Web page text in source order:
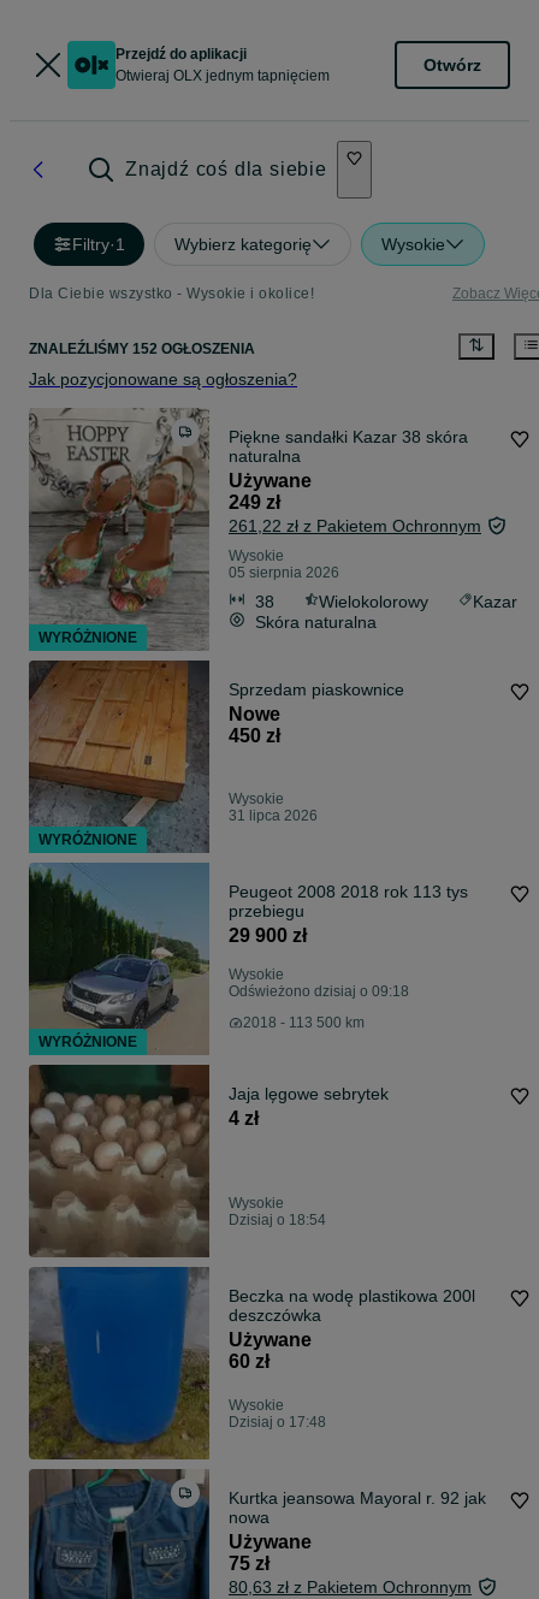
Przejdź do aplikacji
Otwieraj OLX jednym tapnięciem
Otwórz
Znajdź coś dla siebie
Filtry·1 Wybierz kategorię Wysokie
Dla Ciebie wszystko - Wysokie i okolice! Zobacz
ZNALEŹLIŚMY 152 OGŁOSZENIA
Jak pozycjonowane są ogłoszenia?
Piękne sandałki Kazar 38 skóra
naturalna
Używane
249 zł
261,22 zł z Pakietem Ochronnym
Wysokie
05 sierpnia 2026
38 Wielokolorowy
Kazar
Skóra naturalna
Sprzedam piaskownice
Nowe
450 zł
Wysokie
31 lipca 2026
Peugeot 2008 2018 rok 113 tys
przebiegu
29 900 zł
Wysokie
Odświeżono dzisiaj o 09:18
2018 - 113 500 km
Jaja lęgowe sebrytek
4 zł
Wysokie
Dzisiaj o 18:54
Beczka na wodę plastikowa 200l
deszczówka
Używane
60 zł
Wysokie
Dzisiaj o 17:48
Kurtka jeansowa Mayoral r. 92 jak
nowa
Używane
75 zł
80,63 zł z Pakietem Ochronnym
WYRÓŻNIONE
WYRÓŻNIONE
WYRÓŻNIONE